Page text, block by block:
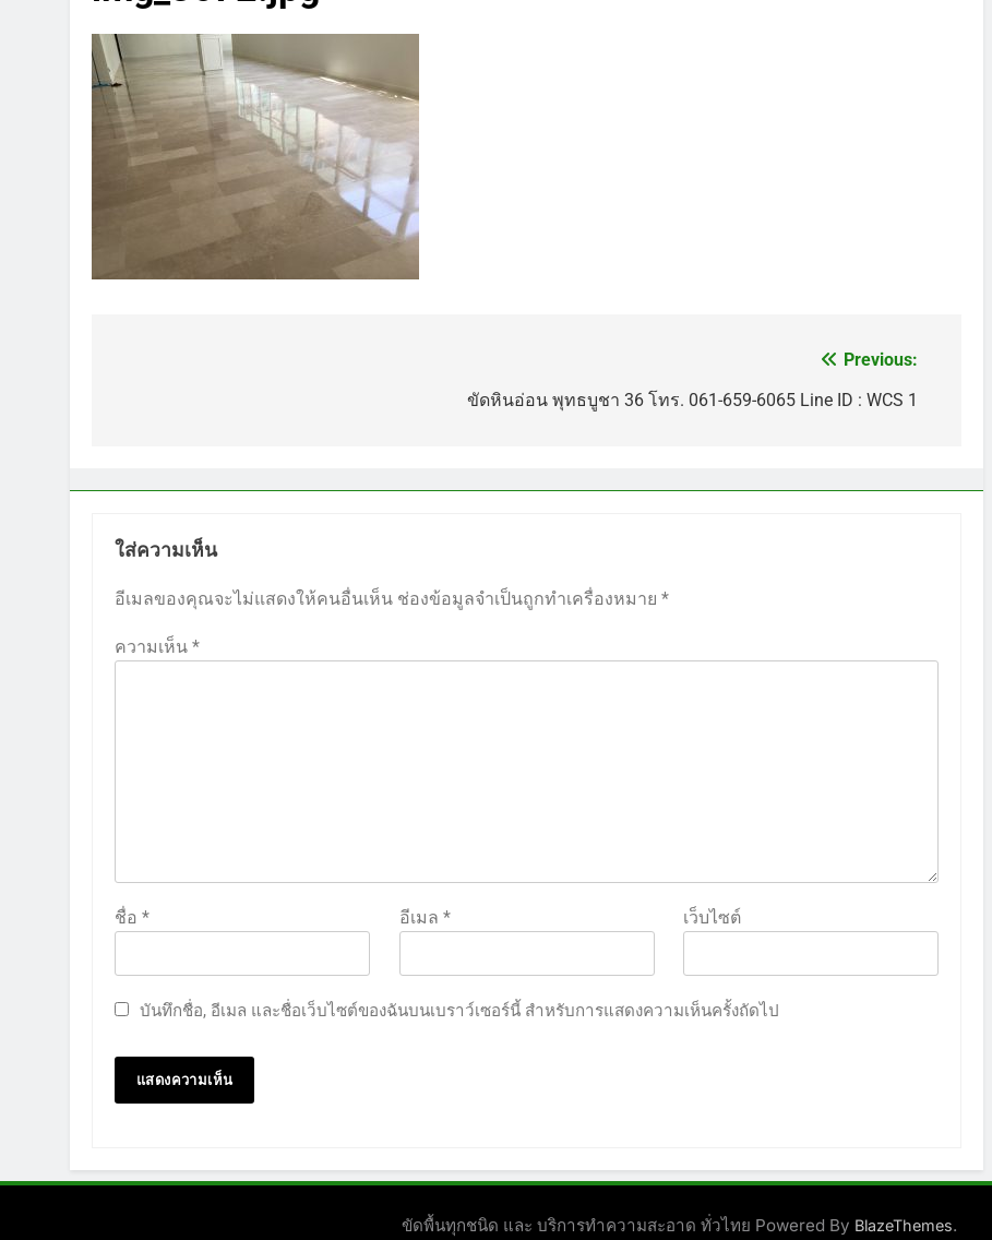
Previous:
ขัดหินอ่อน พุทธบูชา 36 โทร. 061-659-6065 Line ID : WCS 1
ใส่ความเห็น
อีเมลของคุณจะไม่แสดงให้คนอื่นเห็น ช่องข้อมูลจำเป็นถูกทำเครื่องหมาย *
ความเห็น *
ชื่อ * อีเมล * เว็บไซต์
บันทึกชื่อ, อีเมล และชื่อเว็บไซต์ของฉันบนเบราว์เซอร์นี้ สำหรับการแสดงความเห็นครั้งถัดไป
ขัดพื้นทุกชนิด และ บริการทำความสะอาด ทั่วไทย Powered By BlazeThemes.